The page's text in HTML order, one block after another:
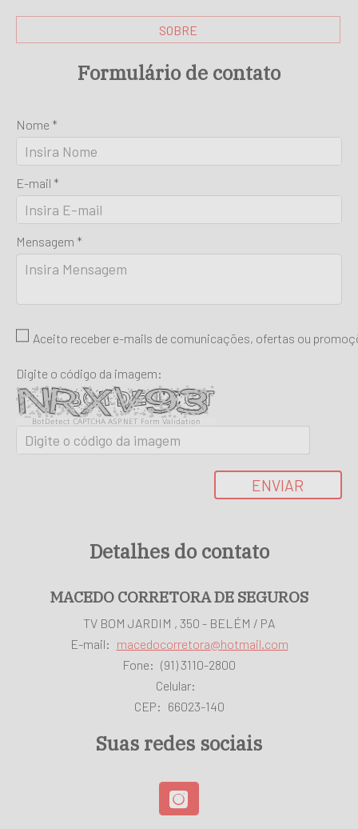
SOBRE
Formulário de contato
Nome *
E-mail *
Mensagem *
Aceito receber e-mails de comunicações, ofertas ou
Digite o código da imagem:
BotDetect CAPTCHA ASP.NET Form Validation
ENVIAR
Detalhes do contato
MACEDO CORRETORA DE SEGUROS
TV BOM JARDIM , 350 - BELÉM / PA
E-mail: macedocorretora@hotmail.com
Fone: (91) 3110-2800
Celular:
CEP: 66023-140
Suas redes sociais